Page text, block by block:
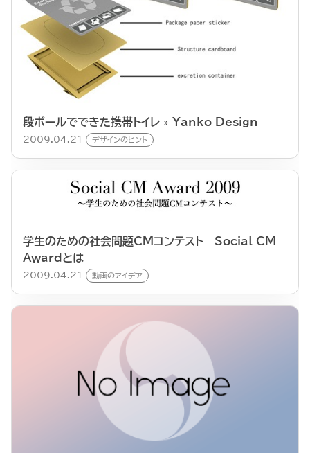
段ボールでできた携帯トイレ » Yanko Design
2009.04.21 デザインのヒント
学生のための社会問題CMコンテスト Social CM
Awardとは
2009.04.21 動画のアイデア